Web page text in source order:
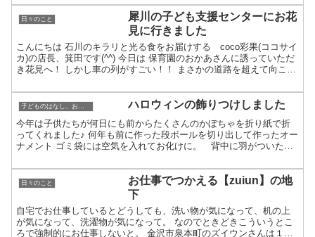
日々のこと
犀川の子ども支援センターにお花
見に行きました
こんにちは 石川のキラリと光る食をお届けする coco彩果(ココサイ
カ)の店長、箕田です(^^) 今日は 保育園のおかあさんに誘っていただ
き花見へ！ しかし車の列がすごい！！ まさかの道路を超えて向こう
子どものはなし、お母さんの工作とイラスト ハロウィンの飾りつけしました
今年は子供たちが何日にも前からたくさんのかぼちゃを折り紙で折
ってくれました♪ 何年も前に作った段ボールを切り出して作ったオー
ナメント ゴミ袋には空気を入れてお化けに。 背中に羽がついたの
日々のこと
お仕事でつかえる【zuiun】の地
下
自宅でお仕事しているとどうしても、洗い物が気になって、机の上
が気になって、洗濯物が気になって。 なのでときどきこういうとこ
ろで強制的にお仕事しないと。 金沢市泉本町のズイウンさんは１階